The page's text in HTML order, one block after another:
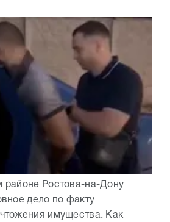
районе Ростова-на-Дону
дело по факту
имущества. Как